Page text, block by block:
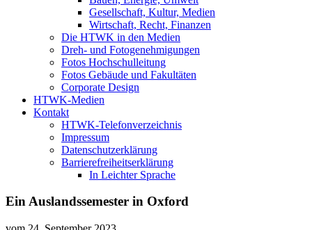
Gesellschaft, Kultur, Medien
Wirtschaft, Recht, Finanzen
Die HTWK in den Medien
Dreh- und Fotogenehmigungen
Fotos Hochschulleitung
Fotos Gebäude und Fakultäten
Corporate Design
HTWK-Medien
Kontakt
HTWK-Telefonverzeichnis
Impressum
Datenschutzerklärung
Barrierefreiheitserklärung
In Leichter Sprache
Ein Auslandssemester in Oxford